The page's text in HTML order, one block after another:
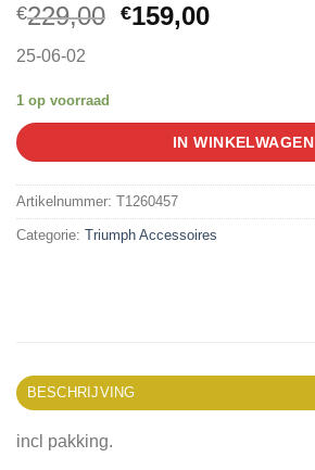
€229,00 Oorspronkelijke
€159,00Huidige
25-06-02
1 op voorraad
IN WINKELWAGEN
Artikelnummer: T1260457
Categorie: Triumph Accessoires
BESCHRIJVING
incl pakking.